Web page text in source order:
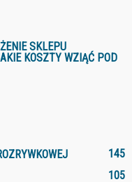
SKLEPU
KOSZTY WZIĄĆ POD
145
105